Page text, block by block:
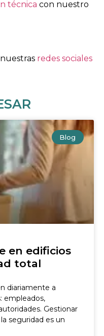
técnica con nuestro
redes sociales
Blog
en edificios
total
diariamente a
empleados,
Gestionar
seguridad es un